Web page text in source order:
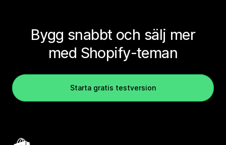
Bygg snabbt och sälj mer
med Shopify-teman
Starta gratis testversion